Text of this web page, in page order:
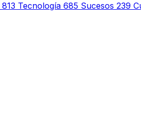
813 Tecnología 685 Sucesos 239